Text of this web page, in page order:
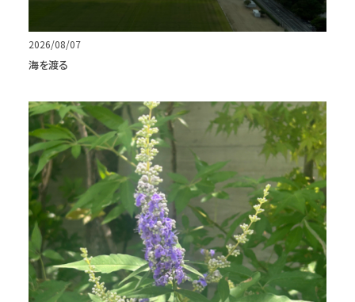
2026/08/07
海を渡る